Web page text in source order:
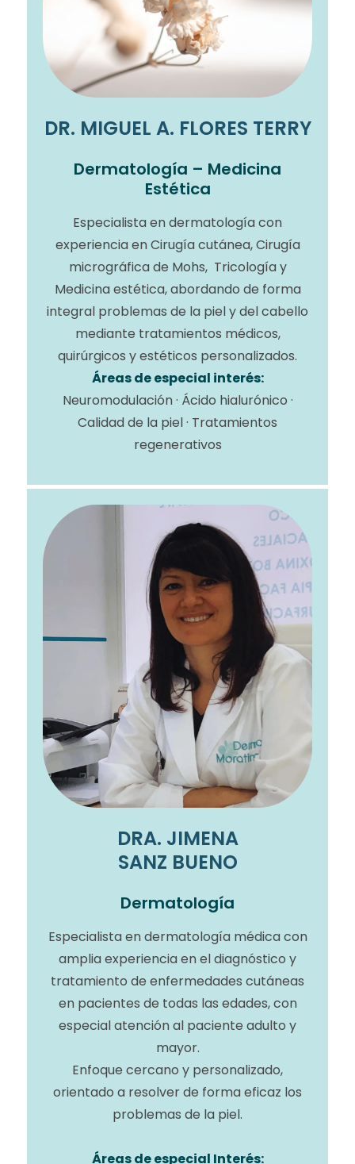
DR. MIGUEL A. FLORES TERRY
Dermatología – Medicina
Estética
Especialista en dermatología con
experiencia en Cirugía cutánea, Cirugía
micrográfica de Mohs, Tricología y
Medicina estética, abordando de forma
integral problemas de la piel y del cabello
mediante tratamientos médicos,
quirúrgicos y estéticos personalizados.
Áreas de especial interés:
Neuromodulación · Ácido hialurónico ·
Calidad de la piel · Tratamientos
regenerativos
DRA. JIMENA
SANZ BUENO
Dermatología
Especialista en dermatología médica con
amplia experiencia en el diagnóstico y
tratamiento de enfermedades cutáneas
en pacientes de todas las edades, con
especial atención al paciente adulto y
mayor.
Enfoque cercano y personalizado,
orientado a resolver de forma eficaz los
problemas de la piel.
Áreas de especial Interés: